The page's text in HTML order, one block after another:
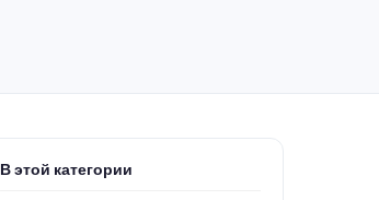
В этой категории